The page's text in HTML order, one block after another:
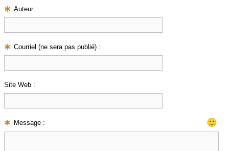
Auteur :
Courriel (ne sera pas publié) :
Site Web :
Message : 🙂